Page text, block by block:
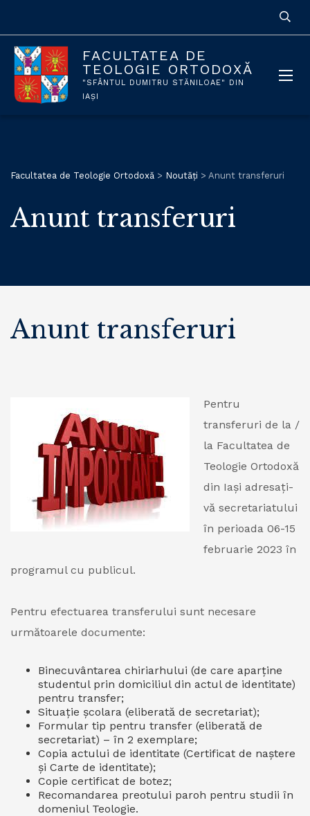
FACULTATEA DE
TEOLOGIE ORTODOXĂ
"SFÂNTUL DUMITRU STĂNILOAE" DIN
IAȘI
Facultatea de Teologie Ortodoxă > Noutăți > Anunt transferuri
Anunt transferuri
Anunt transferuri
Pentru
transferuri de la /
la Facultatea de
Teologie Ortodoxă
din Iași adresați-
vă secretariatului
în perioada 06-15
februarie 2023 în
programul cu publicul.
Pentru efectuarea transferului sunt necesare
următoarele documente:
Binecuvântarea chiriarhului (de care aparține
studentul prin domiciliul din actul de identitate)
pentru transfer;
Situație școlara (eliberată de secretariat);
Formular tip pentru transfer (eliberată de
secretariat) – în 2 exemplare;
Copia actului de identitate (Certificat de naștere
și Carte de identitate);
Copie certificat de botez;
Recomandarea preotului paroh pentru studii în
domeniul Teologie.